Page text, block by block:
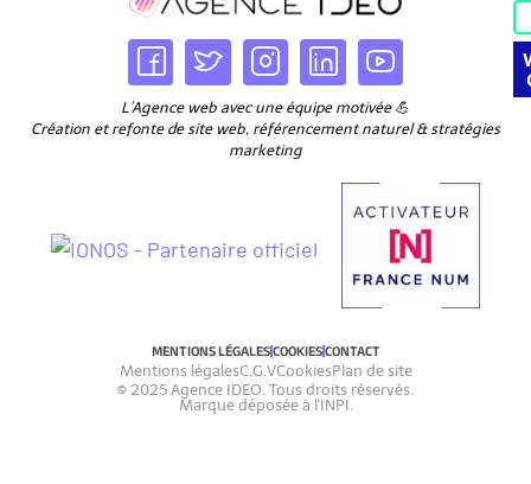
L’Agence web avec une équipe motivée 💪
Création et refonte de site web, référencement naturel & stratégies
marketing
MENTIONS LÉGALESCOOKIESCONTACT
Mentions légalesC.G.VCookiesPlan de site
© 2025 Agence IDEO. Tous droits réservés.
Marque déposée à l'INPI.